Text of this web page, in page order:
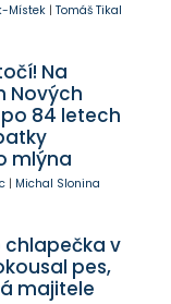
Místek| Tomáš Tikal
Na
Nových
84 letech
mlýna
| Michal Slonina
v
pes,
majitele